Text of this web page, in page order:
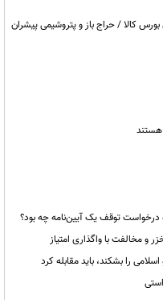
فیزیکی بورس کالا / حراج باز و پتروشیمی پیشران
هستند
درخواست توقف یک آیین‌نامه چه بود؟
و مخالفت با واگذاری امتیاز
را بشکند، باید مقابله کرد